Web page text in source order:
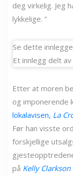
deg virkelig. Jeg
lykkelige. ”
Se dette
Et innlegg delt av
Etter at moren
og imponerende
lokalavisen, La
Før han visste
forskjellige
på Kelly Clarkson